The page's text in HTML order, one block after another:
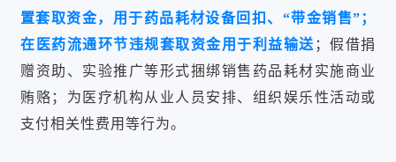
置套取资金，用于药品耗材设备回扣、“带金销售”；
在医药流通环节违规套取资金用于利益输送 ；假借捐
赠资助、实验推广等形式捆绑销售药品耗材实施商业
贿赂；为医疗机构从业人员安排、组织娱乐性活动或
支付相关性费用等行为。